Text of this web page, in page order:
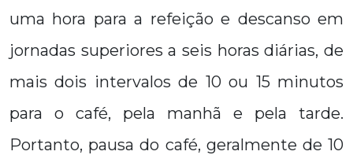
uma hora para a refeição e descanso em
jornadas superiores a seis horas diárias, de
mais dois intervalos de 10 ou 15 minutos
para o café, pela manhã e pela tarde.
Portanto, pausa do café, geralmente de 10